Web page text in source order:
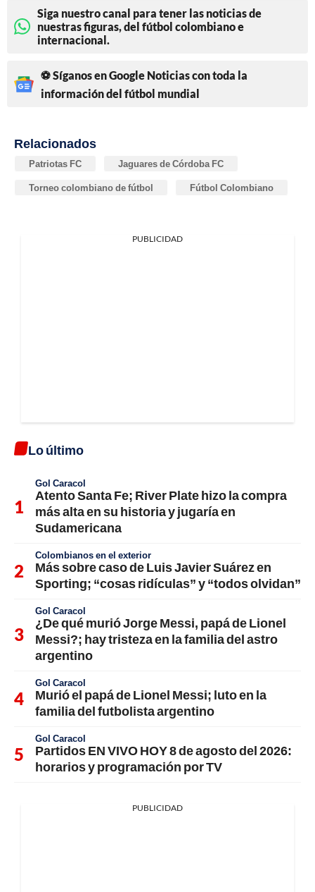
Siga nuestro canal para tener las noticias de
nuestras figuras, del fútbol colombiano e
internacional.
⚽ Síganos en Google Noticias con toda la
información del fútbol mundial
Relacionados
Patriotas FC Jaguares de Córdoba FC
Torneo colombiano de fútbol Fútbol Colombiano
PUBLICIDAD
Lo último
Gol Caracol
Atento Santa Fe; River Plate hizo la compra
más alta en su historia y jugaría en
Sudamericana
Colombianos en el exterior
Más sobre caso de Luis Javier Suárez en
Sporting; “cosas ridículas” y “todos olvidan”
Gol Caracol
¿De qué murió Jorge Messi, papá de Lionel
Messi?; hay tristeza en la familia del astro
argentino
Gol Caracol
Murió el papá de Lionel Messi; luto en la
familia del futbolista argentino
Gol Caracol
Partidos EN VIVO HOY 8 de agosto del 2026:
horarios y programación por TV
PUBLICIDAD